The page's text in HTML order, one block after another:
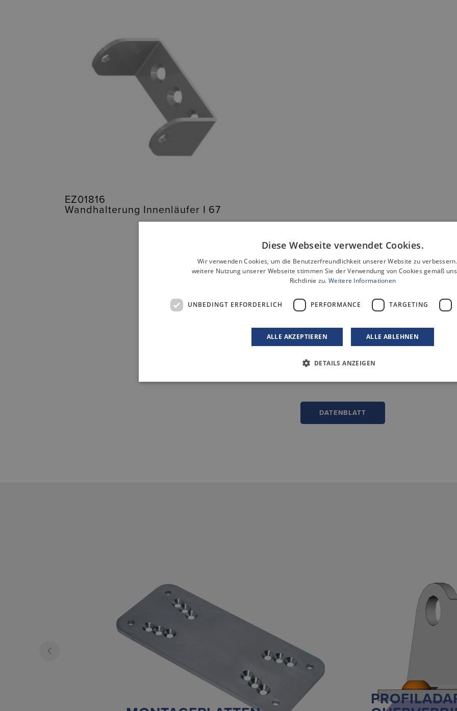
EZ01816
Wandhalterung Innenläufer I 67
DOWNLOADBEREICH
DATENBLATT
Diese Webseite verwendet Cookies.
Wir verwenden Cookies, um die Benutzerfreundlichkeit unserer Website zu
weitere Nutzung unserer Webseite stimmen Sie der Verwendung von Cookies gemäß
Richtlinie zu. Weitere Informationen
UNBEDINGT ERFORDERLICH PERFORMANCE TARGETING
ALLE AKZEPTIEREN ALLE ABLEHNEN
DETAILS ANZEIGEN